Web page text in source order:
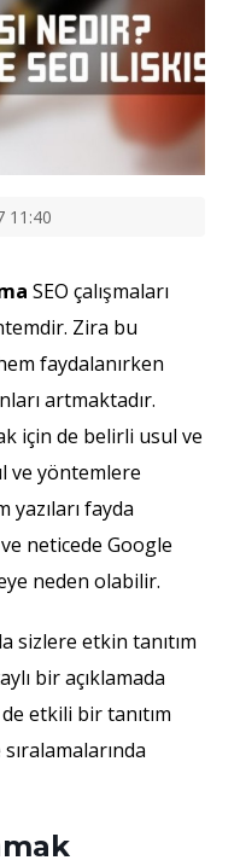
11:40
SEO çalışmaları
Zira bu
faydalanırken
artmaktadır.
için de belirli usul ve
ve yöntemlere
yazıları fayda
neticede Google
neden olabilir.
sizlere etkin tanıtım
bir açıklamada
etkili bir tanıtım